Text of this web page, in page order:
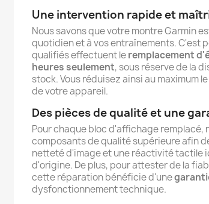
Une intervention rapide et
Nous savons que votre montre Garmin
quotidien et à vos entraînements. C'est
qualifiés effectuent leremplacement
heures seulement, sous réserve de la
stock. Vous réduisez ainsi au maximum
de votre appareil.
Des pièces de qualité et une
Pour chaque bloc d'affichage remplacé,
composants de qualité supérieure afin
netteté d'image et une réactivité tactile
d'origine. De plus, pour attester de la
cette réparation bénéficie d'une
dysfonctionnement technique.